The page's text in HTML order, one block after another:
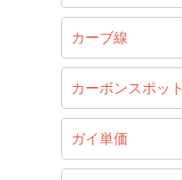
カーブ線
カーボンスポット
ガイ単価